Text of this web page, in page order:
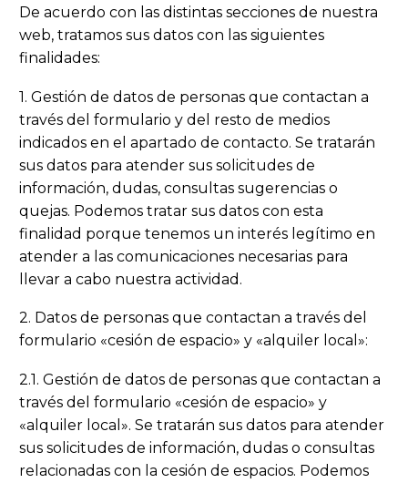
De acuerdo con las distintas secciones de nuestra
web, tratamos sus datos con las siguientes
finalidades:
1. Gestión de datos de personas que contactan a
través del formulario y del resto de medios
indicados en el apartado de contacto. Se tratarán
sus datos para atender sus solicitudes de
información, dudas, consultas sugerencias o
quejas. Podemos tratar sus datos con esta
finalidad porque tenemos un interés legítimo en
atender a las comunicaciones necesarias para
llevar a cabo nuestra actividad.
2. Datos de personas que contactan a través del
formulario «cesión de espacio» y «alquiler local»:
2.1. Gestión de datos de personas que contactan a
través del formulario «cesión de espacio» y
«alquiler local». Se tratarán sus datos para atender
sus solicitudes de información, dudas o consultas
relacionadas con la cesión de espacios. Podemos